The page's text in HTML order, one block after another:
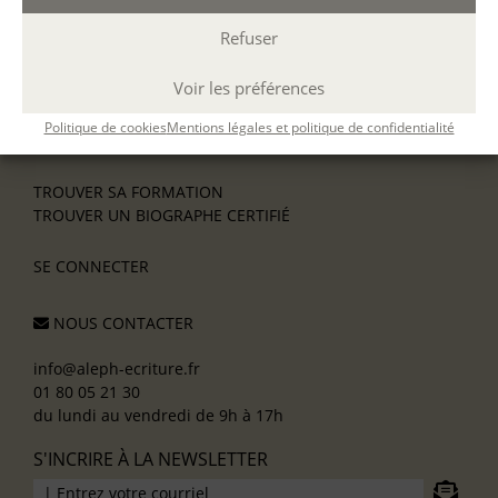
Refuser
Voir les préférences
Politique de cookiesMentions légales et politique de confidentialité
CGV
Réclamations
TROUVER SA FORMATION
TROUVER UN BIOGRAPHE CERTIFIÉ
SE CONNECTER
NOUS CONTACTER
info@aleph-ecriture.fr
01 80 05 21 30
du lundi au vendredi de 9h à 17h
S'INCRIRE À LA NEWSLETTER